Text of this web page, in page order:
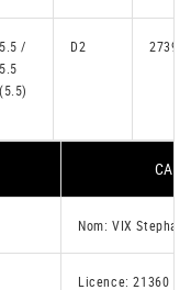
5.5 /
5.5
(5.5)
D2 27392
Nom: VIX
Licence: 21360